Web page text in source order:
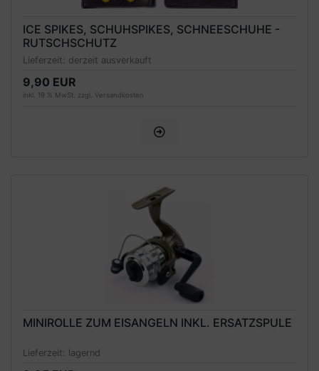
ICE SPIKES, SCHUHSPIKES, SCHNEESCHUHE -
RUTSCHSCHUTZ
Lieferzeit: derzeit ausverkauft
9,90 EUR
inkl. 19 % MwSt. zzgl. Versandkosten
MINIROLLE ZUM EISANGELN INKL. ERSATZSPULE
Lieferzeit: lagernd